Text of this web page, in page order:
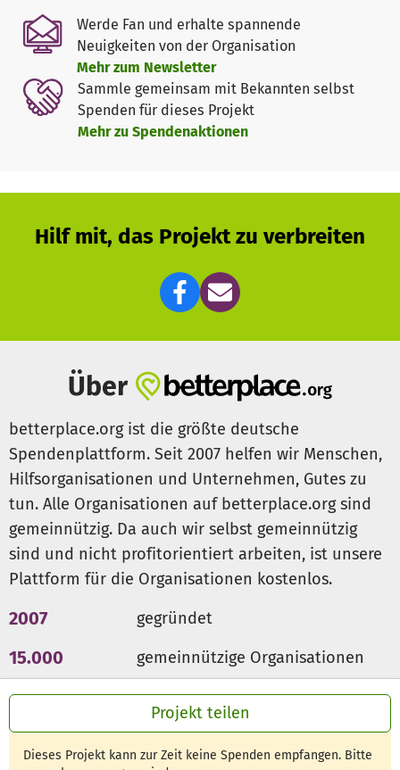
Projekt teilen
Dieses Projekt kann zur Zeit keine Spenden empfangen. Bitte
wurden, so finden wir auch heute noch nicht unerhebliche
Reste der Fundamente und des aufgehenden Mauerwerks
in den Kellern und im Boden des eingetragenen
Bodendenkmals Kastell Divitia. So können beispielsweise
die Via praetoria, die von West nach Ost verlaufende
Hauptstraße des Kastells, und der gesamte nördliche Teil
des Kastells archäologisch nachgewiesen werden. Das
Die erlebbare Vermittlung dieser wichtigen Epoche der
Deutzer und somit Kölner Stadtgeschichte hat sich der
seit nun mehr als acht Jahren auf die Fahne
geschrieben. Dabei geht es uns auch um Erlebbarkeit
nachhaltigerlebbar & begreifbar ! So entstand die Idee
von einem Bronzemodell des Deutzer Kastells für den
Historischen Park Deutz, das bis zum 10. Deutzer
Kastellfest 2020 auf dem sogenannten Archäologischen
Balkon des Rheinboulevards aufgestellt werden soll. So
wird der FHPD einen Beitrag leisten können für die Zeit, in
der das Deutzer Kastell wichtiger Teil des dann neuen
UNESCO-Welterbes „Niedergermanischer Limes“ sein
wird. Mit der Eintragung in die Welterbeliste der UNESCO
wird nämlich fest für 2022 gerechnet.
Bei der Fertigstellung des Modells durch die renommierte
Kölner Künstlerin Gisela Weinert werden die jüngsten
Grabungsergebnisse der Archäologen des Römisch-
Germanischen Museums Berücksichtigung finden. Dabei
freuen wir uns über die enge und vertrauensvolle
Zusammenarbeit mit den Fachleuten der Kölner
der Stadt Köln. Im Ergebnis wird sich das fertige Modell
Werde Fan und erhalte spannende
Neuigkeiten von der Organisation
Mehr zum Newsletter
Sammle gemeinsam mit Bekannten selbst
Spenden für dieses Projekt
Mehr zu Spendenaktionen
Hilf mit, das Projekt zu verbreiten
Über
betterplace.org ist die größte deutsche
Spendenplattform. Seit 2007 helfen wir Menschen,
Hilfsorganisationen und Unternehmen, Gutes zu
tun. Alle Organisationen auf betterplace.org sind
gemeinnützig. Da auch wir selbst gemeinnützig
sind und nicht profitorientiert arbeiten, ist unsere
Plattform für die Organisationen kostenlos.
2007 gegründet
15.000 gemeinnützige Organisationen
300 Mio € für den guten Zweck